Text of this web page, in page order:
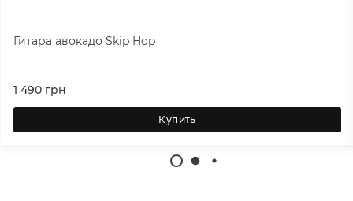
Гитара авокадо Skip Hop
1 490 грн
Купить